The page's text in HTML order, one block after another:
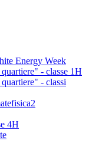
Energy Week
- classe 1H
- classi
4H